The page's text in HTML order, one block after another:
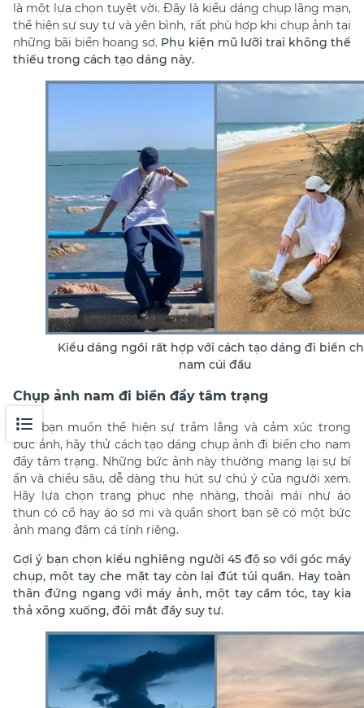
là một lựa chọn tuyệt vời. Đây là kiểu dáng chụp lãng mạn,
thể hiện sự suy tư và yên bình, rất phù hợp khi chụp ảnh tại
những bãi biển hoang sơ. Phụ kiện mũ lưỡi trai không thể
thiếu trong cách tạo dáng này.
Kiểu dáng ngồi rất hợp với cách tạo dáng đi biển
nam cúi đầu
Chụp ảnh nam đi biển đầy tâm trạng
Nếu bạn muốn thể hiện sự trầm lắng và cảm xúc trong
bức ảnh, hãy thử cách tạo dáng chụp ảnh đi biển cho nam
đầy tâm trạng. Những bức ảnh này thường mang lại sự bí
ẩn và chiều sâu, dễ dàng thu hút sự chú ý của người xem.
Hãy lựa chọn trang phục nhẹ nhàng, thoải mái như áo
thun có cổ hay áo sơ mi và quần short bạn sẽ có một bức
ảnh mang đậm cá tính riêng.
Gợi ý bạn chọn kiểu nghiêng người 45 độ so với góc máy
chụp, một tay che mặt tay còn lại đút túi quần. Hay toàn
thân đứng ngang với máy ảnh, một tay cầm tóc, tay kia
thả xõng xuống, đôi mắt đầy suy tư.